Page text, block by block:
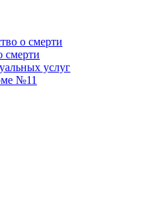
о смерти
смерти
услуг
№11